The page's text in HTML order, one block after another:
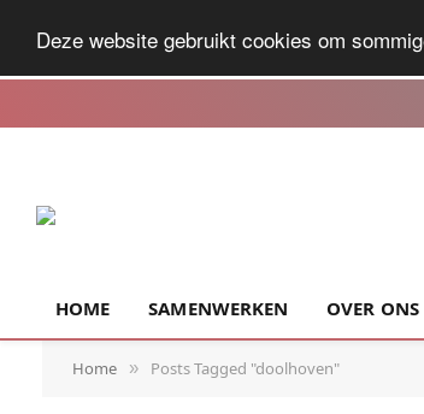
Deze website gebruikt cookies om
HOME SAMENWERKEN OVER ONS
Home » Posts Tagged "doolhoven"